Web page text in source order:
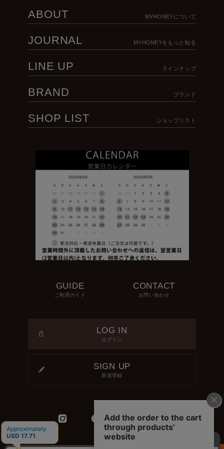
ABOUT MYHONEYについて
JOURNAL MYHONEYをもっと知る
LINE UP ラインナップ
BRAND ブランド
SHOP LIST ショップリスト
GUIDE
ご利用ガイド
CONTACT
お問い合わせ
LOG IN
ログイン
SIGN UP
新規登録